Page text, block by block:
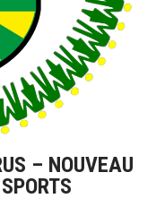
– NOUVEAU